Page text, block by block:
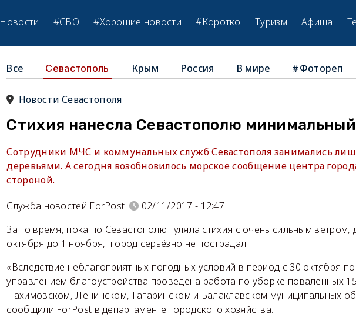
Новости #СВО #Хорошие новости #Коротко Туризм Афиша
Все Севастополь Крым Россия В мире #Фотореп
Новости Севастополя
Стихия нанесла Севастополю
Сотрудники МЧС и коммунальных служб Севастополя занимались
деревьями. А сегодня возобновилось морское сообщение центра
стороной.
Служба новостей ForPost
02/11/2017 - 12:47
За то время, пока по Севастополю гуляла стихия с очень сильным
октября до 1 ноября, город серьёзно не пострадал.
«Вследствие неблагоприятных погодных условий в период с 30 октября
управлением благоустройства проведена работа по уборке поваленных
Нахимовском, Ленинском, Гагаринском и Балаклавском муниципальных
сообщили ForPost в департаменте городского хозяйства.